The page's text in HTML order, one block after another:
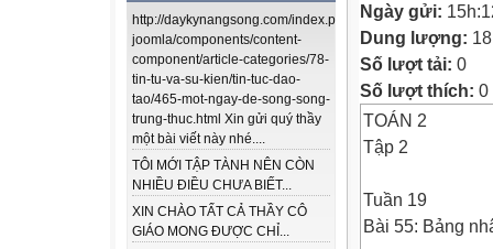
http://daykynangsong.com/index.php/using-
joomla/components/content-
component/article-categories/78-
tin-tu-va-su-kien/tin-tuc-dao-
tao/465-mot-ngay-de-song-song-
trung-thuc.html Xin gửi quý thầy
một bài viết này nhé....
TÔI MỚI TẬP TÀNH NÊN CÒN
NHIỀU ĐIỀU CHƯA BIẾT...
XIN CHÀO TẤT CẢ THẦY CÔ
GIÁO MONG ĐƯỢC CHỈ...
Ngày gửi:
Dung lượng:
Số lượt tải: 0
Số lượt thích: 0
TOÁN 2
Tập 2
Tuần 19
Bài 55: Bảng